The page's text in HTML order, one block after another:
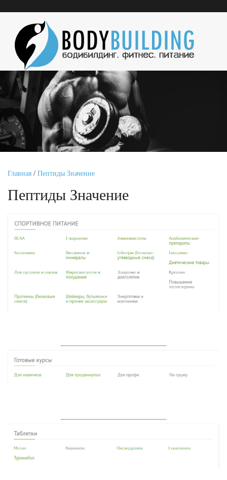
Главная / Пептиды Значение
Пептиды Значение